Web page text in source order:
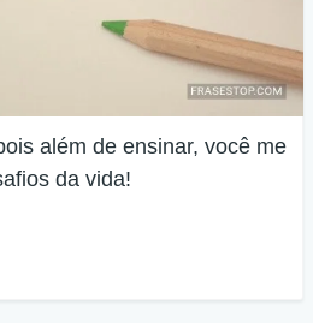
além de ensinar, você me
da vida!